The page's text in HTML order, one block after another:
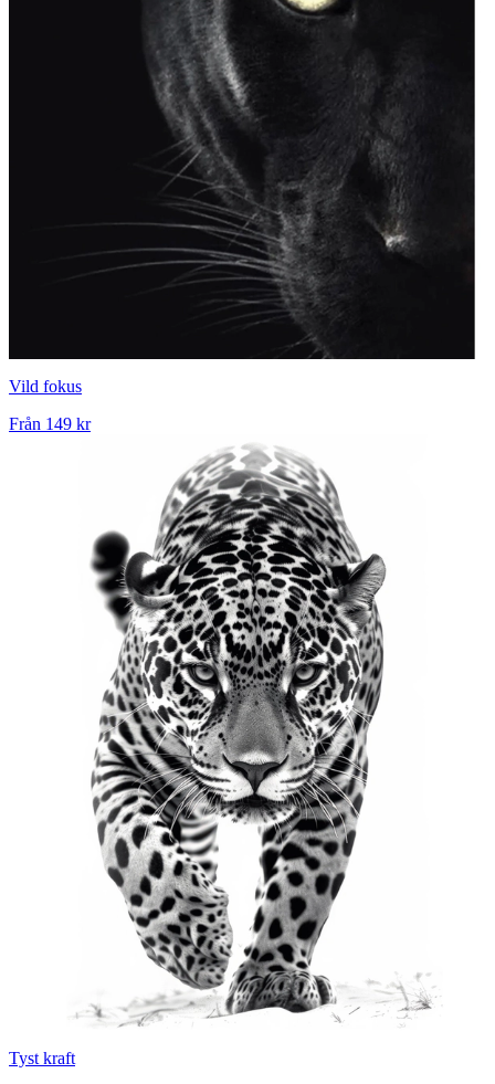
Vild fokus
Från 149 kr
Tyst kraft